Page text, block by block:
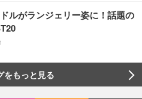
ルがランジェリー姿に！話題の
をもっと見る